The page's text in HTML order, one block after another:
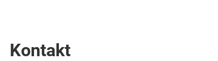
Kontakt